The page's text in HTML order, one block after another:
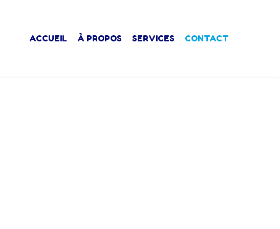
ACCUEIL À PROPOS SERVICES CONTACT